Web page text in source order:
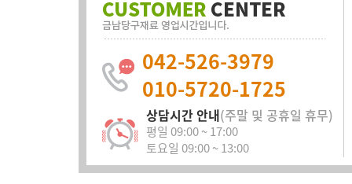
042-526-3979
010-5720-1725
상담시간 안내(주말 및 공휴일 휴무)
평일 09:00 ~ 17:00
토요일 09:00 ~ 13:00